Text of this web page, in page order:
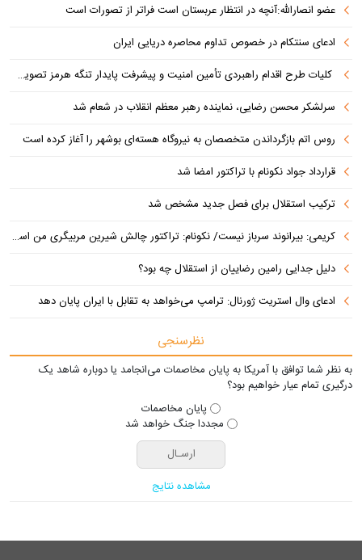
عضو انصارالله:آنچه در انتظار عربستان است فراتر از تصورات است
ادعای سنتکام در خصوص تداوم محاصره دریایی ایران
کلیات طرح اقدام راهبردی تأمین امنیت و پیشرفت پایدار تنگه هرمز تصویب شد
سرلشکر محسن رضایی، نماینده رهبر معظم انقلاب در شعام شد
روس اتم بازگرداندن متخصصان به نیروگاه هسته‌ای بوشهر را آغاز کرده است
قرارداد جواد نکونام با تراکتور امضا شد
ترکیب استقلال برای فصل جدید مشخص شد
کریمی: بیرانوند سرباز نیست/ نکونام: تراکتور چالش شیرین مربیگری من است
دلیل جدایی رامین رضاییان از استقلال چه بود؟
ادعای وال‌ استریت ژورنال: ترامپ می‌خواهد به تقابل با ایران پایان دهد
نظرسنجی
به نظر شما توافق با آمریکا به پایان مخاصمات می‌انجامد یا دوباره شاهد یک
درگیری تمام عیار خواهیم بود؟
پایان مخاصمات
مجددا جنگ خواهد شد
مشاهده نتایج